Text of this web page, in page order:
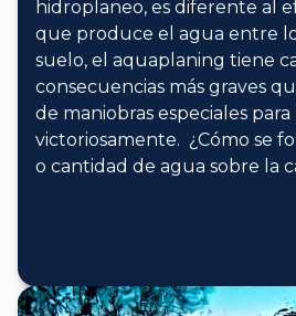
hidroplaneo, es diferente al
que produce el agua entre
suelo, el aquaplaning tiene
consecuencias más graves
de maniobras especiales
victoriosamente. ¿Cómo se
o cantidad de agua sobre la